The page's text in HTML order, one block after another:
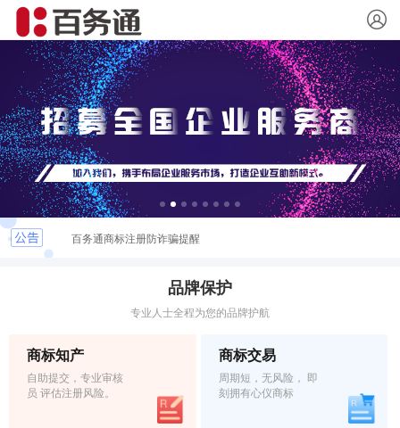
百务通启用品牌域名baiwutong.cn
百务通商标注册防诈骗提醒
3000.CN五一劳动节放假通知
到付邮费骗局又来了！商标局呼吁提高警惕！
团结抗疫，百务通再推新政策让利支持中小企业！
品牌保护
专业人士全程为您的品牌护航
商标知产
自助提交，专业审核
员 评估注册风险。
商标交易
周期短，无风险， 即
刻拥有心仪商标